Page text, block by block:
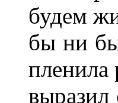
будем
бы ни
пленила
выразил